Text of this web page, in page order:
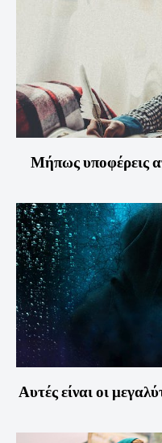
Μήπως υποφέρεις
Αυτές είναι οι